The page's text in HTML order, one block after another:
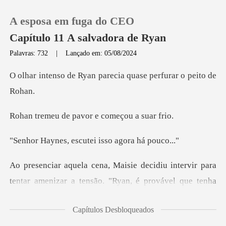
0
Sair
A esposa em fuga do CEO
Capítulo 11 A salvadora de Ryan
Palavras: 732 |Lançado em: 05/08/2024
an parecia quase perf
pavor e começo
escutei isso a
r amenizar a tensão. "Ryan, é provável que tenha
Capítulos Desbloqueados